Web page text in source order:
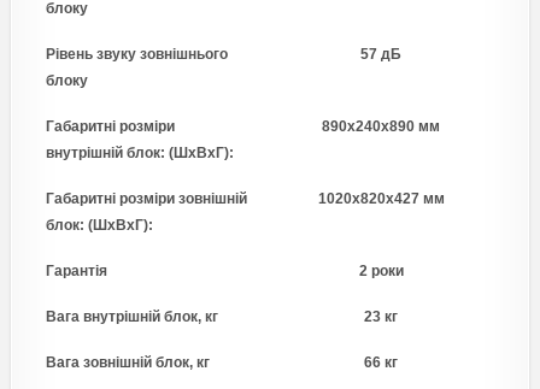
блоку
Рівень звуку зовнішнього
блоку
57 дБ
Габаритні розміри
внутрішній блок: (ШхВхГ):
890x240x890 мм
Габаритні розміри зовнішній
блок: (ШхВхГ):
1020x820x427 мм
Гарантія 2 роки
Вага внутрішній блок, кг 23 кг
Вага зовнішній блок, кг 66 кг